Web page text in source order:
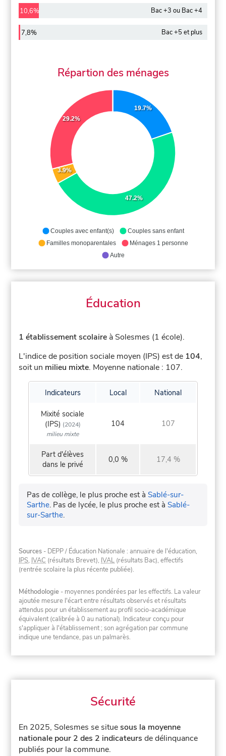
10,6% Bac +3 ou Bac +4
7,8% Bac +5 et plus
Répartion des ménages
19.7%
47.2%
3.9%
29.2%
Couples avec enfant(s)
Couples sans enfant
Familles monoparentales
Ménages 1 personne
Autre
Éducation
1 établissement scolaire à Solesmes (1 école).
L'indice de position sociale moyen (IPS) est de 104,
soit un milieu mixte. Moyenne nationale : 107.
Indicateurs Local National
Mixité sociale
(IPS) (2024)
milieu mixte
104 107
Part d'élèves
dans le privé
0,0 % 17,4 %
Pas de collège, le plus proche est àSablé-sur-
Sarthe. Pas de lycée, le plus proche est àSablé-
sur-Sarthe.
Sources - DEPP / Éducation Nationale : annuaire de l'éducation,
IPS, IVAC (résultats Brevet), IVAL (résultats Bac), effectifs
(rentrée scolaire la plus récente publiée).
Méthodologie - moyennes pondérées par les effectifs. La valeur
ajoutée mesure l'écart entre résultats observés et résultats
attendus pour un établissement au profil socio-académique
équivalent (calibrée à 0 au national). Indicateur conçu pour
s'appliquer à l'établissement ; son agrégation par commune
indique une tendance, pas un palmarès.
Sécurité
En 2025, Solesmes se situesous la moyenne
nationale pour 2 des 2 indicateurs de délinquance
publiés pour la commune.